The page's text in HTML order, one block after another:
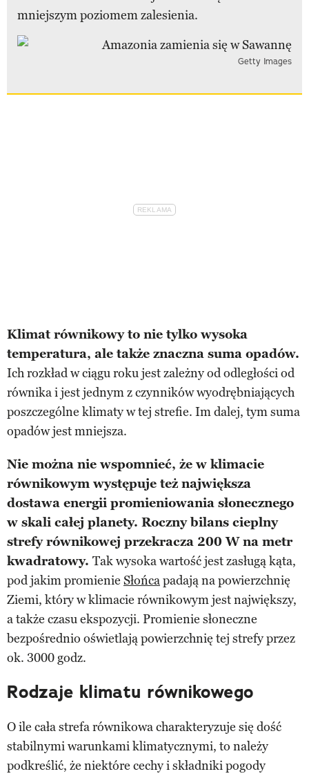
mniejszym poziomem zalesienia.
Getty Images
Klimat równikowy to nie tylko wysoka
temperatura, ale także znaczna suma opadów.
Ich rozkład w ciągu roku jest zależny od odległości od
równika i jest jednym z czynników wyodrębniających
poszczególne klimaty w tej strefie. Im dalej, tym suma
opadów jest mniejsza.
Nie można nie wspomnieć, że w klimacie
równikowym występuje też największa
dostawa energii promieniowania słonecznego
w skali całej planety. Roczny bilans cieplny
strefy równikowej przekracza 200 W na metr
kwadratowy. Tak wysoka wartość jest zasługą kąta,
pod jakim promienie Słońcapadają na powierzchnię
Ziemi, który w klimacie równikowym jest największy,
a także czasu ekspozycji. Promienie słoneczne
bezpośrednio oświetlają powierzchnię tej strefy przez
ok. 3000 godz.
Rodzaje klimatu równikowego
O ile cała strefa równikowa charakteryzuje się dość
stabilnymi warunkami klimatycznymi, to należy
podkreślić, że niektóre cechy i składniki pogody